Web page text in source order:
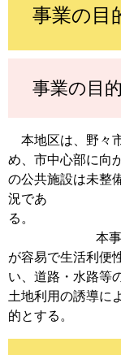
事業の目
事業の目的
本地区は、野々
め、市中心部に向
の公共施設は未整
況であ
本事業は、
が容易で生活利便
い、道路・水路等
土地利用の誘導に
的とする。